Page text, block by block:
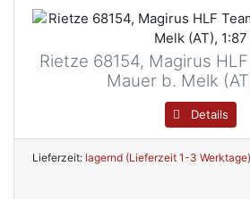
Rietze 68154, Magirus
Mauer b. Melk
Details
Lieferzeit: lagernd (Lieferzeit 1-3